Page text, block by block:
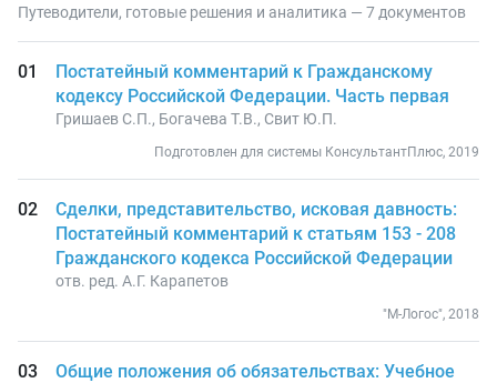
Путеводители, готовые решения и аналитика — 7 документов
Постатейный комментарий к Гражданскому
кодексу Российской Федерации. Часть первая
Гришаев С.П., Богачева Т.В., Свит Ю.П.
Подготовлен для системы КонсультантПлюс, 2019
Сделки, представительство, исковая давность:
Постатейный комментарий к статьям 153 - 208
Гражданского кодекса Российской Федерации
отв. ред. А.Г. Карапетов
"М-Логос", 2018
Общие положения об обязательствах: Учебное